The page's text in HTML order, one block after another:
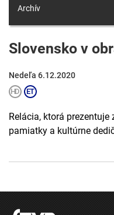
Archív
Slovensko v
Nedeľa 6.12.2020
Relácia, ktorá
pamiatky a kultúrne